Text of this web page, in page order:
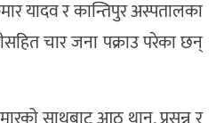
यादव र कान्तिपुर अस्पतालका
चार जना पक्राउ परेका छन्